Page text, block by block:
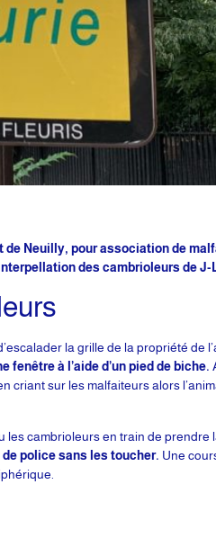
Neuilly, pour association de
des cambrioleurs de J-
la grille de la propriété de
à l’aide d’un pied de biche.
criant sur les malfaiteurs alors
cambrioleurs en train de prendre
police sans les toucher. Une